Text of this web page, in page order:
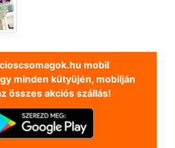
mobil
minden kütyüjén, mobilján
összes akciós szállás!